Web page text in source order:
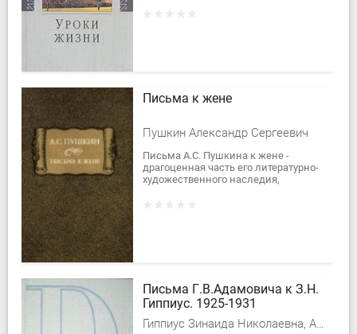
Письма к жене
Пушкин Александр Сергеевич
Письма А.С. Пушкина к жене -
драгоценная часть его литературно-
художественного наследия,
Письма Г.В.Адамовича к З.Н.
Гиппиус. 1925-1931
Гиппиус Зинаида Николаевна, Адамович Георгий Викторович